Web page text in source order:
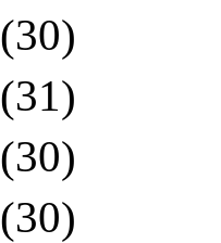
(30)
(31)
(30)
(30)